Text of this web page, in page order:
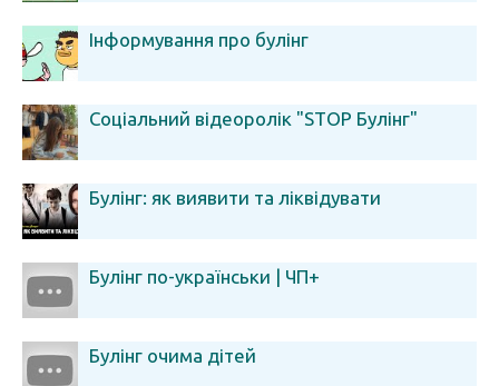
Інформування про булінг
Соціальний відеоролік "STOP Булінг"
Булінг: як виявити та ліквідувати
Булінг по-українськи | ЧП+
Булінг очима дітей